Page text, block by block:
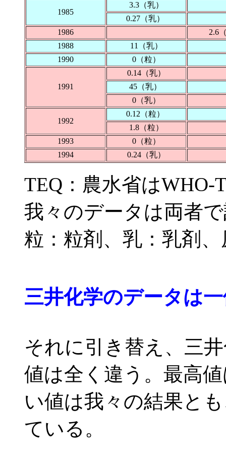
1985
3.3（乳）
0.27（乳）
1986
2.6
1988
11（乳）
1990
0（粒）
1991
0.14（乳）
45（乳）
0（乳）
1992
0.12（粒）
1.8（粒）
1993
0（粒）
1994
0.24（乳）
TEQ：農水省はWHO-
我々のデータは両者
粒：粒剤、乳：乳剤
三井化学のデータは
それに引き替え、三
値は全く違う。最高
い値は我々の結果と
ている。